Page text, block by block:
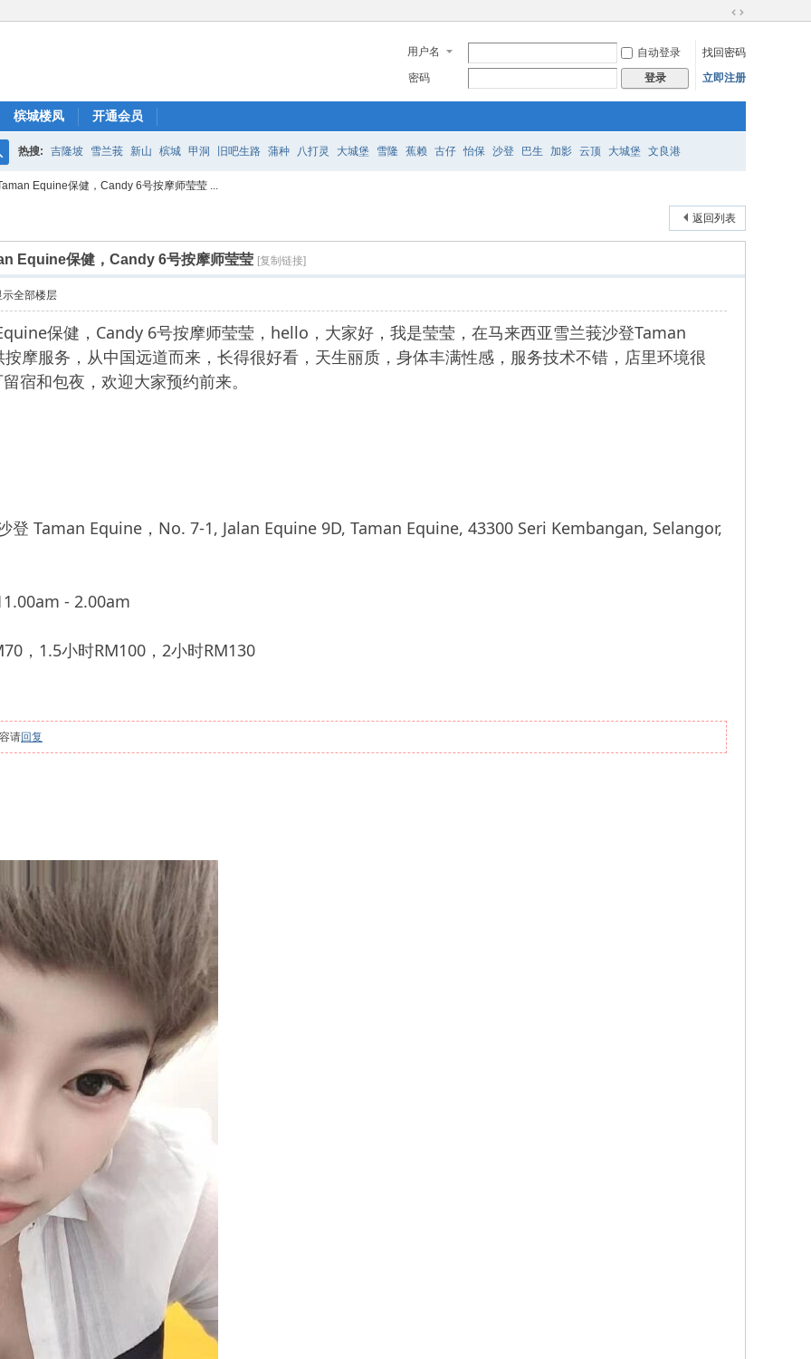
换
到
宽
用户名 自动登录
找回密码
密码
登录 立即注册
槟城楼凤 开通会员
热搜: 吉隆坡 雪兰莪 新山 槟城 甲洞 旧吧生路 蒲种 八打灵 大城堡 雪隆 蕉赖 古仔 怡保 沙登 巴生 加影 云顶 大城堡 文良港
Equine保健，Candy 6号按摩师莹莹 ...
返回列表
Equine保健，Candy 6号按摩师莹莹 [复制链接]
示全部楼层
保健，Candy 6号按摩师莹莹，hello，大家好，我是莹莹，在马来西亚雪兰莪沙登Taman
摩服务，从中国远道而来，长得很好看，天生丽质，身体丰满性感，服务技术不错，店里环境很
宿和包夜，欢迎大家预约前来。
登 Taman Equine，No. 7-1, Jalan Equine 9D, Taman Equine, 43300 Seri Kembangan, Selangor,
- 2.00am
，1.5小时RM100，2小时RM130
请回复